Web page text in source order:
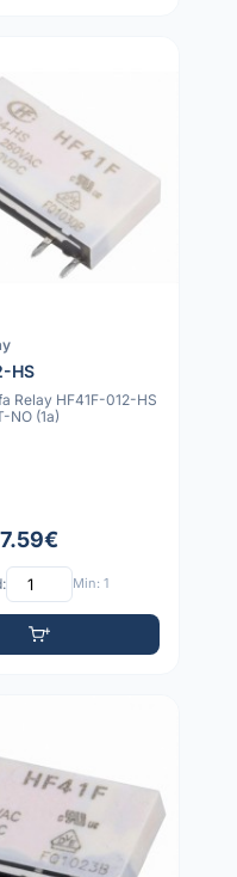
HS
Relay HF41F-012-HS
NO (1a)
Min: 1